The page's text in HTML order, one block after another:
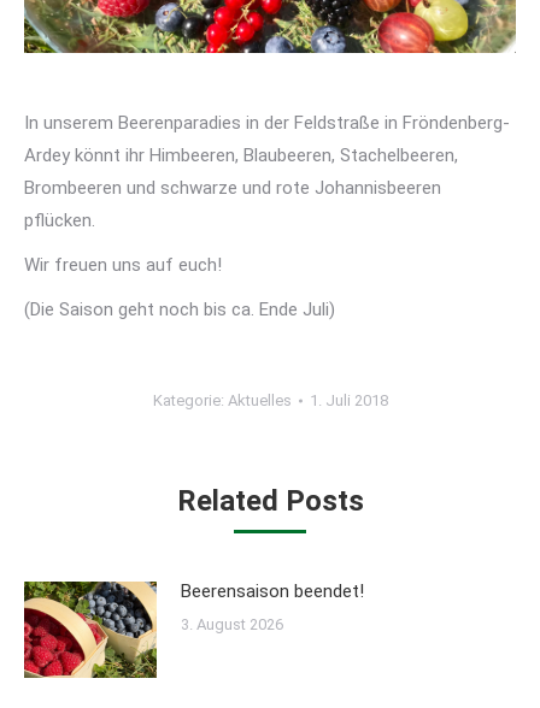
In unserem Beerenparadies in der Feldstraße in Fröndenberg-
Ardey könnt ihr Himbeeren, Blaubeeren, Stachelbeeren,
Brombeeren und schwarze und rote Johannisbeeren
pflücken.
Wir freuen uns auf euch!
(Die Saison geht noch bis ca. Ende Juli)
Kategorie: Aktuelles 1. Juli 2018
Related Posts
Beerensaison beendet!
3. August 2026